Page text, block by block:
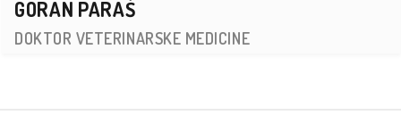
GORAN PARAŠ
DOKTOR VETERINARSKE MEDICINE